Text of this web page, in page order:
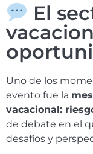
El
Uno de los
evento fue la
vacacional:
de debate en el
desafíos y